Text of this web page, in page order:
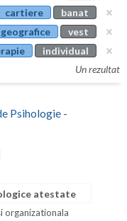
cartiere
banat
vest
individual
Un rezultat
Psihologie -
atestate
organizationala